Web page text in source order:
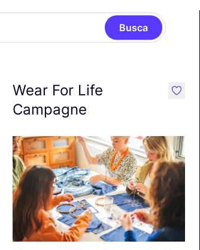
Busca
Wear For Life
Campagne
like